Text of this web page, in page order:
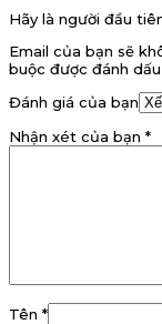
Hãy là người đầu
Email của bạn sẽ
buộc được đánh dấu
Đánh giá của bạn
Nhận xét của bạn *
Tên *